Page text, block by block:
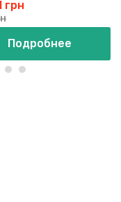
грн
Подробнее